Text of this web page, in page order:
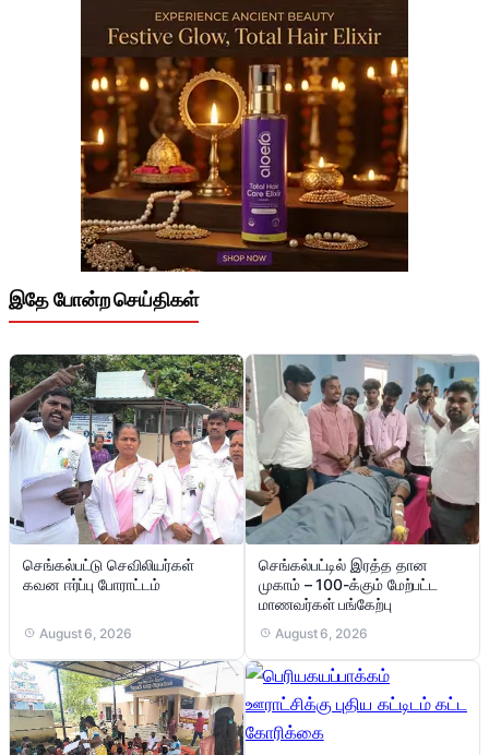
இதே போன்ற செய்திகள்
செங்கல்பட்டு செவிலியர்கள்
கவன ஈர்ப்பு போராட்டம்
August 6, 2026
செங்கல்பட்டில் இரத்த தான
முகாம் – 100-க்கும் மேற்பட்ட
மாணவர்கள் பங்கேற்பு
August 6, 2026